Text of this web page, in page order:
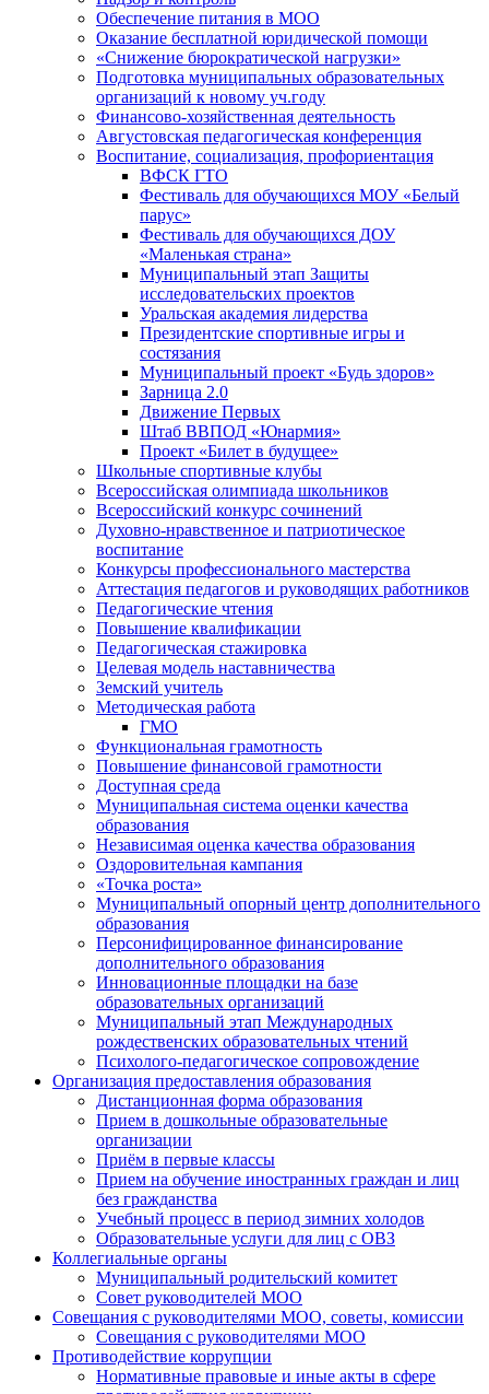
Обеспечение питания в МОО
Оказание бесплатной юридической помощи
«Снижение бюрократической нагрузки»
Подготовка муниципальных образовательных
организаций к новому уч.году
Финансово-хозяйственная деятельность
Августовская педагогическая конференция
Воспитание, социализация, профориентация
ВФСК ГТО
Фестиваль для обучающихся МОУ «Белый
парус»
Фестиваль для обучающихся ДОУ
«Маленькая страна»
Муниципальный этап Защиты
исследовательских проектов
Уральская академия лидерства
Президентские спортивные игры и
состязания
Муниципальный проект «Будь здоров»
Зарница 2.0
Движение Первых
Штаб ВВПОД «Юнармия»
Проект «Билет в будущее»
Школьные спортивные клубы
Всероссийская олимпиада школьников
Всероссийский конкурс сочинений
Духовно-нравственное и патриотическое
воспитание
Конкурсы профессионального мастерства
Аттестация педагогов и руководящих работников
Педагогические чтения
Повышение квалификации
Педагогическая стажировка
Целевая модель наставничества
Земский учитель
Методическая работа
ГМО
Функциональная грамотность
Повышение финансовой грамотности
Доступная среда
Муниципальная система оценки качества
образования
Независимая оценка качества образования
Оздоровительная кампания
«Точка роста»
Муниципальный опорный центр дополнительного
образования
Персонифицированное финансирование
дополнительного образования
Инновационные площадки на базе
образовательных организаций
Муниципальный этап Международных
рождественских образовательных чтений
Психолого-педагогическое сопровождение
Организация предоставления образования
Дистанционная форма образования
Прием в дошкольные образовательные
организации
Приём в первые классы
Прием на обучение иностранных граждан и лиц
без гражданства
Учебный процесс в период зимних холодов
Образовательные услуги для лиц с ОВЗ
Коллегиальные органы
Муниципальный родительский комитет
Совет руководителей МОО
Совещания с руководителями МОО, советы, комиссии
Совещания с руководителями МОО
Противодействие коррупции
Нормативные правовые и иные акты в сфере